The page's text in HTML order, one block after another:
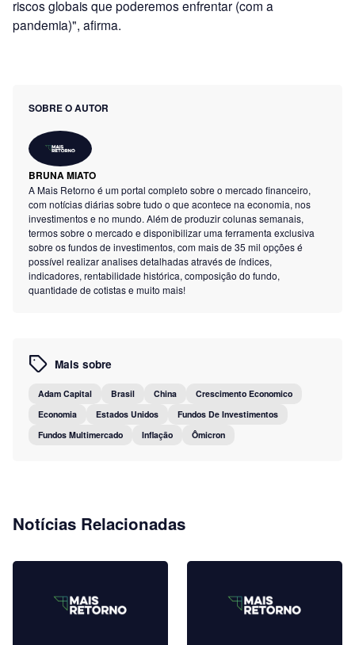
riscos globais que poderemos enfrentar (com a
pandemia)", afirma.
SOBRE O AUTOR
BRUNA MIATO
A Mais Retorno é um portal completo sobre o mercado financeiro,
com notícias diárias sobre tudo o que acontece na economia, nos
investimentos e no mundo. Além de produzir colunas semanais,
termos sobre o mercado e disponibilizar uma ferramenta exclusiva
sobre os fundos de investimentos, com mais de 35 mil opções é
possível realizar analises detalhadas através de índices,
indicadores, rentabilidade histórica, composição do fundo,
quantidade de cotistas e muito mais!
Mais sobre
Adam Capital Brasil China
Crescimento Economico
Economia
Estados Unidos
Fundos De Investimentos
Fundos Multimercado
Inflação Ômicron
Notícias Relacionadas